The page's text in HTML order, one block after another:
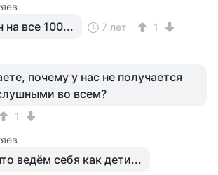
на все 100... 7 лет 1
почему у нас не получается
во всем?
1
ведём себя как дети...